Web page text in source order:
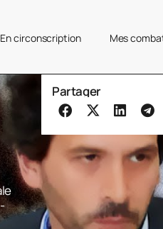
En circonscription Mes
Partager